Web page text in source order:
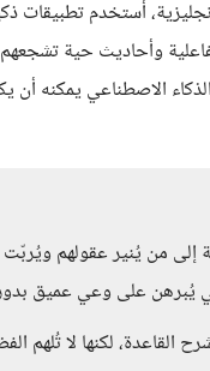
أستخدم
وأحاديث حية
الاصطناعي يمكنه أن
إلى من يُنير عقولهم
يُبرهن على وعي عميق
القاعدة، لكنها لا تُلهم